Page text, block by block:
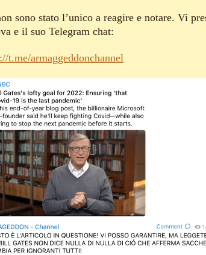
sono stato l’unico a reagire e notare. Vi
e il suo Telegram chat:
t.me/armaggeddonchannel